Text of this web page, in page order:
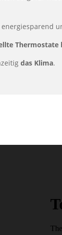
das Klima.